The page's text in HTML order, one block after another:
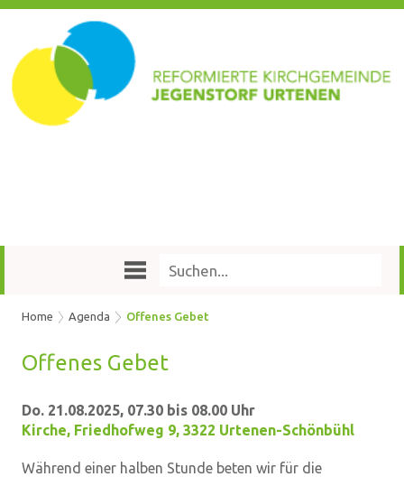
Home Agenda Offenes Gebet
Of­fe­nes Gebet
Do. 21.08.2025, 07.30 bis 08.00 Uhr
Kirche, Friedhofweg 9, 3322 Urtenen-Schönbühl
Während einer halben Stunde beten wir für die